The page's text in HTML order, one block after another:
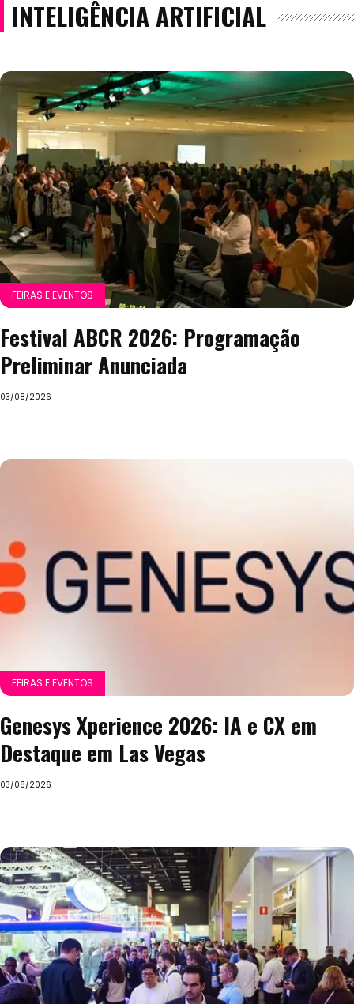
INTELIGÊNCIA ARTIFICIAL
FEIRAS E EVENTOS
Festival ABCR 2026: Programação
Preliminar Anunciada
03/08/2026
FEIRAS E EVENTOS
Genesys Xperience 2026: IA e CX em
Destaque em Las Vegas
03/08/2026